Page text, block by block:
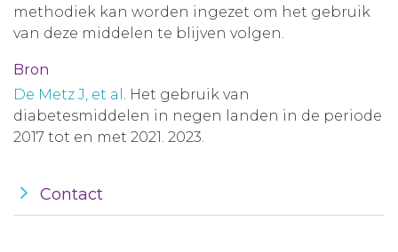
methodiek kan worden ingezet om het gebruik
van deze middelen te blijven volgen.
Bron
De Metz J, et al . Het gebruik van
diabetesmiddelen in negen landen in de periode
2017 tot en met 2021. 2023.
Contact